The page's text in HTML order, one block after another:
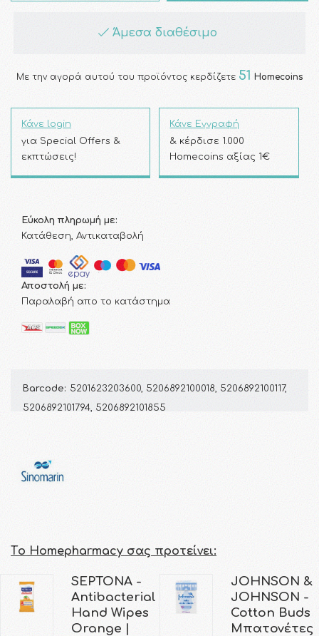
Άμεσα διαθέσιμο
Με την αγορά αυτού του προϊόντος κερδίζετε 51 Homecoins
Κάνε login
για Special Offers &
εκπτώσεις!
Κάνε Εγγραφή
& κέρδισε 1.000
Homecoins αξίας 1€
Εύκολη πληρωμή με:
Κατάθεση, Αντικαταβολή
Αποστολή με:
Παραλαβή απο το κατάστημα
Barcode: 5201623203600, 5206892100018, 5206892100117,
5206892101794, 5206892101855
Τo Homepharmacy σας προτείνει:
SEPTONA -
Antibacterial
Hand Wipes
Orange |
JOHNSON &
JOHNSON -
Cotton Buds
Μπατονέτες